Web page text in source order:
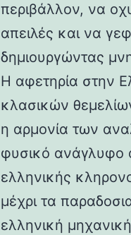
περιβάλλον, να
απειλές και να
δημιουργώντας
Η αφετηρία στην
κλασικών
η αρμονία των
φυσικό ανάγλυφο
ελληνικής
μέχρι τα
ελληνική